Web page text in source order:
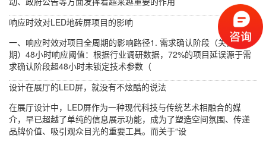
响应时效对LED地砖屏项目的影响
一、响应时效对项目全周期的影响路径1. 需求确认阶段（关键窗口
期）48小时响应阈值：根据行业调研数据，72%的项目延误源于需
求确认阶段超48小时未锁定技术参数（
设计在展厅的LED屏，就没有不炫酷的说法
在展厅设计中，LED屏作为一种现代科技与传统艺术相融合的媒
介，早已超越了单纯的信息展示功能，成为了塑造空间氛围、传递
品牌价值、吸引观众目光的重要工具。而关于“设